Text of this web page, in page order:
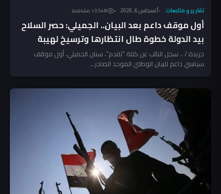
تقارير و متابعات أغسطس 6, 2026 13٬548 مشاهدة
أول موقف داعم بعد البيان.. الجميلي: حصر السلاح
بيد الدولة خطوة طال انتظارها وترسيخ لهيبة
القانون
جريدة / .. سجل النائب عن كتلة “تقدم”، سنان الجميلي، أول موقف
سياسي داعم للبيان الوطني الموحد الصادر...